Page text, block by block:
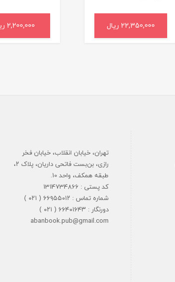
22,350,000 ریال
افزودن به سبد خرید 2,200,000 ریال
افزودن به سبد
تهران، خیابان انقلاب، خیابان فخر
رازی، بن‌بست فاتحی داریان، پلاک ۲،
طبقه همکف، واحد 10.
کد پستی : 1314734866
شماره تماس : ۶۶۹۵۵۰۱۲ ( ۰۲۱ )
دورنگار : ۶۶۴۰۱۶۴۳ ( ۰۲۱ )
abanbook.pub@gmail.com